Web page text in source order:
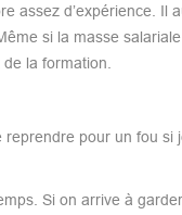
assez d’expérience. Il
si la masse
la formation.
reprendre pour un fou si
Si on arrive à